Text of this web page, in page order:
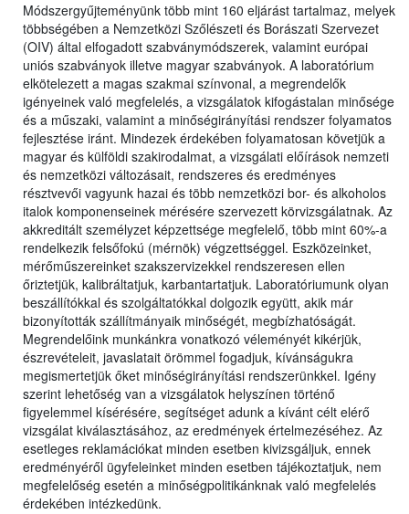
Módszergyűjteményünk több mint 160 eljárást tartalmaz, melyek
többségében a Nemzetközi Szőlészeti és Borászati Szervezet
(OIV) által elfogadott szabványmódszerek, valamint európai
uniós szabványok illetve magyar szabványok. A laboratórium
elkötelezett a magas szakmai színvonal, a megrendelők
igényeinek való megfelelés, a vizsgálatok kifogástalan minősége
és a műszaki, valamint a minőségirányítási rendszer folyamatos
fejlesztése iránt. Mindezek érdekében folyamatosan követjük a
magyar és külföldi szakirodalmat, a vizsgálati előírások nemzeti
és nemzetközi változásait, rendszeres és eredményes
résztvevői vagyunk hazai és több nemzetközi bor- és alkoholos
italok komponenseinek mérésére szervezett körvizsgálatnak. Az
akkreditált személyzet képzettsége megfelelő, több mint 60%-a
rendelkezik felsőfokú (mérnök) végzettséggel. Eszközeinket,
mérőműszereinket szakszervizekkel rendszeresen ellen
őriztetjük, kalibráltatjuk, karbantartatjuk. Laboratóriumunk olyan
beszállítókkal és szolgáltatókkal dolgozik együtt, akik már
bizonyították szállítmányaik minőségét, megbízhatóságát.
Megrendelőink munkánkra vonatkozó véleményét kikérjük,
észrevételeit, javaslatait örömmel fogadjuk, kívánságukra
megismertetjük őket minőségirányítási rendszerünkkel. Igény
szerint lehetőség van a vizsgálatok helyszínen történő
figyelemmel kísérésére, segítséget adunk a kívánt célt elérő
vizsgálat kiválasztásához, az eredmények értelmezéséhez. Az
esetleges reklamációkat minden esetben kivizsgáljuk, ennek
eredményéről ügyfeleinket minden esetben tájékoztatjuk, nem
megfelelőség esetén a minőségpolitikánknak való megfelelés
érdekében intézkedünk.